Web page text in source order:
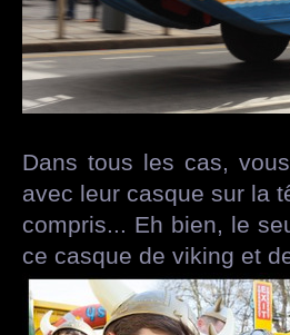
Dans tous les cas,
avec leur casque sur la
compris... Eh bien, le
ce casque de viking et